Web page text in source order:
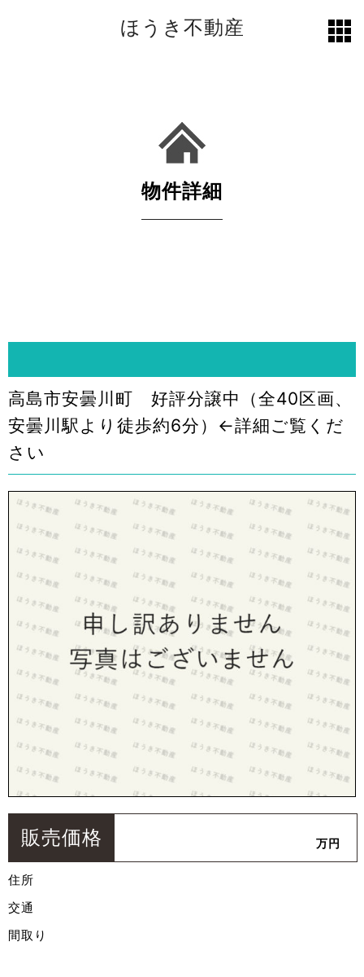
ほうき不動産
物件詳細
高島市安曇川町 好評分譲中（全40区画、
安曇川駅より徒歩約6分）←詳細ご覧くだ
さい
販売価格 万円
住所
交通
間取り